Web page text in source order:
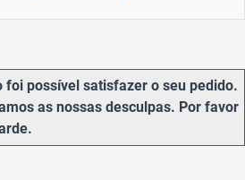
foi possível satisfazer o seu pedido.
as nossas desculpas. Por favor